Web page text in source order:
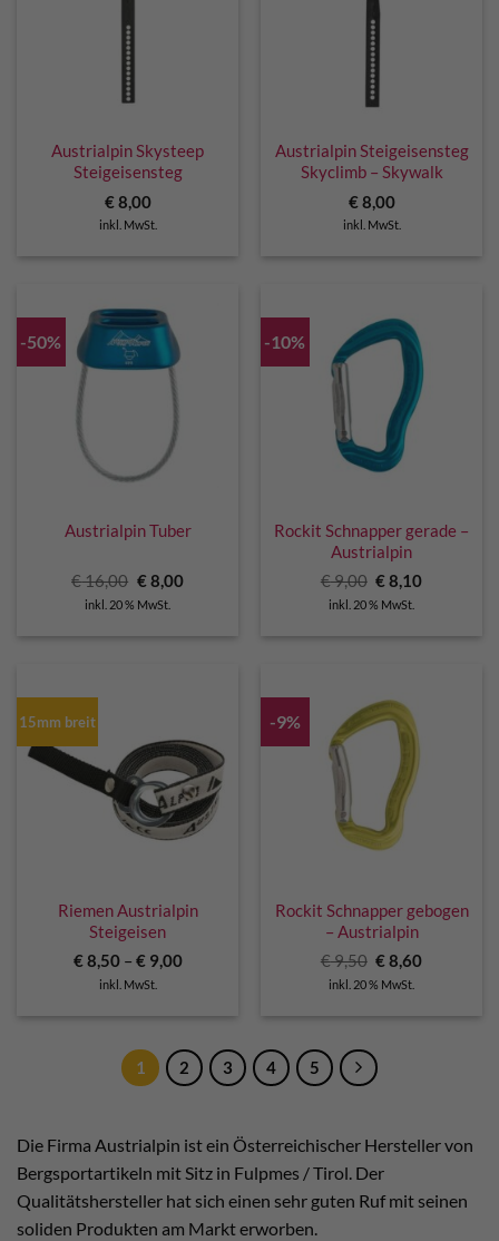
Austrialpin Skysteep
Steigeisensteg
€ 8,00
inkl. MwSt.
Austrialpin Steigeisensteg
Skyclimb – Skywalk
€ 8,00
inkl. MwSt.
-50%
Austrialpin Tuber
€16,00 Ursprünglicher
Preis
war:
€8,00Aktueller
inkl. 20 % MwSt.
-10%
Rockit Schnapper gerade –
Austrialpin
€9,00 Ursprünglicher
Preis
war:
€8,10Aktueller
inkl. 20 % MwSt.
15mm breit
Riemen Austrialpin
Steigeisen
€8,50– €9,00
inkl. MwSt.
-9%
Rockit Schnapper gebogen
– Austrialpin
€9,50 Ursprünglicher
Preis
war:
€8,60Aktueller
inkl. 20 % MwSt.
1 2 3 4 5
Die Firma Austrialpin ist ein Österreichischer Hersteller von
Bergsportartikeln mit Sitz in Fulpmes / Tirol. Der
Qualitätshersteller hat sich einen sehr guten Ruf mit seinen
soliden Produkten am Markt erworben.